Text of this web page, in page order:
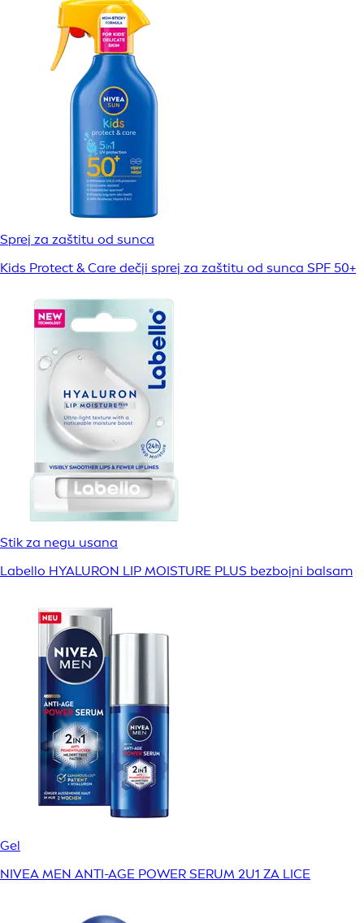
Sprej za zaštitu od sunca
Kids Protect & Care dečji sprej za zaštitu od sunca SPF 50+
Stik za negu usana
Labello HYALURON LIP MOISTURE PLUS bezbojni balsam
Gel
NIVEA MEN ANTI-AGE POWER SERUM 2U1 ZA LICE